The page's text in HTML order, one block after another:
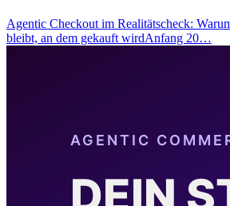
Agentic Checkout im Realitätscheck:
bleibt, an dem gekauft wirdAnfang 20…